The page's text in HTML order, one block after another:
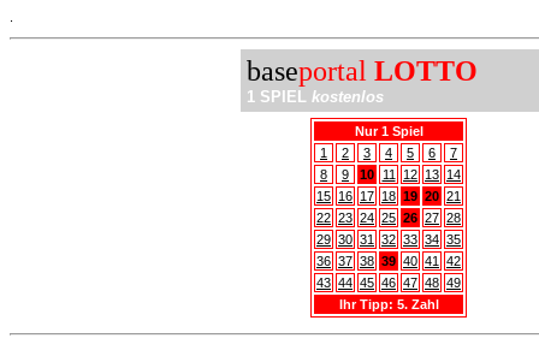
baseportal LOTTO
1 SPIEL kostenlos
Nur 1 Spiel
1
2 3 4 5 6
7
8
9 10 11 12 13 14
15 16 17 18 19 20 21
22 23 24 25 26 27 28
29 30 31 32 33 34 35
36 37 38 39 40 41
42
43 44 45 46 47 48 49
Ihr Tipp: 5. Zahl